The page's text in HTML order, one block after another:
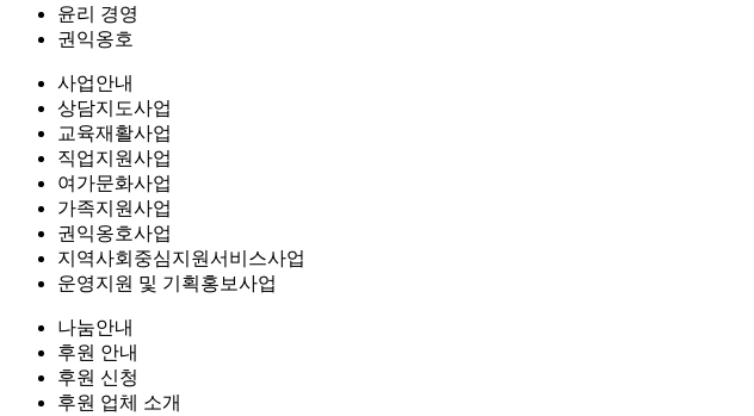
윤리 경영
권익옹호
사업안내
상담지도사업
교육재활사업
직업지원사업
여가문화사업
가족지원사업
권익옹호사업
지역사회중심지원서비스사업
운영지원 및 기획홍보사업
나눔안내
후원 안내
후원 신청
후원 업체 소개